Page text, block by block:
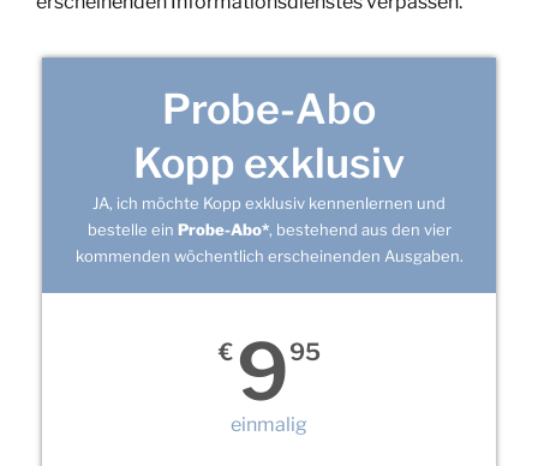
Probe-Abo
Kopp exklusiv
JA, ich möchte Kopp exklusiv kennenlernen und
bestelle ein Probe-Abo*, bestehend aus den vier
kommenden wöchentlich erscheinenden Ausgaben.
€ 995
einmalig